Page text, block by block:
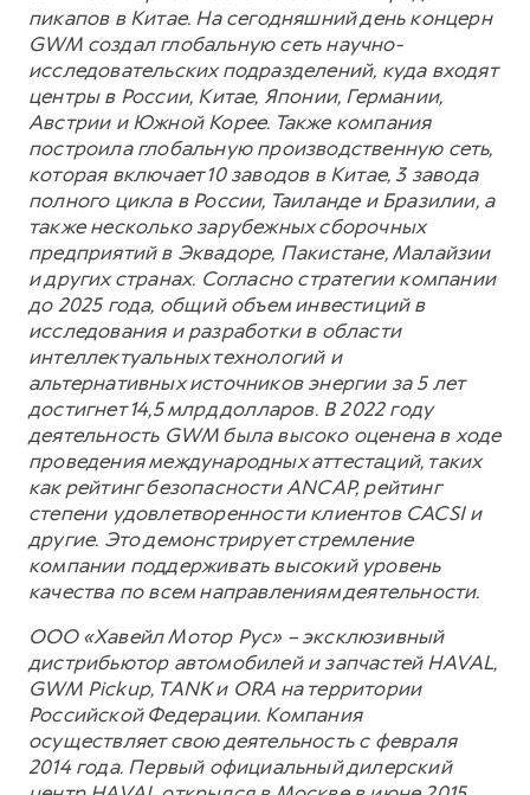
пикапов в Китае. На сегодняшний день концерн
GWM создал глобальную сеть научно-
исследовательских подразделений, куда входят
центры в России, Китае, Японии, Германии,
Австрии и Южной Корее. Также компания
построила глобальную производственную сеть,
которая включает 10 заводов в Китае, 3 завода
полного цикла в России, Таиланде и Бразилии, а
также несколько зарубежных сборочных
предприятий в Эквадоре, Пакистане, Малайзии
и других странах. Согласно стратегии компании
до 2025 года, общий объем инвестиций в
исследования и разработки в области
интеллектуальных технологий и
альтернативных источников энергии за 5 лет
достигнет 14,5 млрд долларов. В 2022 году
деятельность GWM была высоко оценена в ходе
проведения международных аттестаций, таких
как рейтинг безопасности ANCAP, рейтинг
степени удовлетворенности клиентов CACSI и
другие. Это демонстрирует стремление
компании поддерживать высокий уровень
качества по всем направлениям деятельности.
ООО «Хавейл Мотор Рус» – эксклюзивный
дистрибьютор автомобилей и запчастей HAVAL,
GWM Pickup, TANK и ORA на территории
Российской Федерации. Компания
осуществляет свою деятельность с февраля
2014 года. Первый официальный дилерский